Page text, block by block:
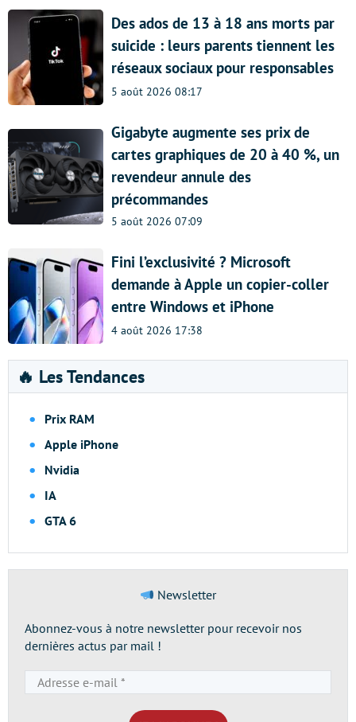
Des ados de 13 à 18 ans morts par
suicide : leurs parents tiennent les
réseaux sociaux pour responsables
5 août 2026 08:17
Gigabyte augmente ses prix de
cartes graphiques de 20 à 40 %, un
revendeur annule des
précommandes
5 août 2026 07:09
Fini l’exclusivité ? Microsoft
demande à Apple un copier-coller
entre Windows et iPhone
4 août 2026 17:38
🔥 Les Tendances
Prix RAM
Apple iPhone
Nvidia
IA
GTA 6
Newsletter
Abonnez-vous à notre newsletter pour recevoir nos
dernières actus par mail !
e-
mail